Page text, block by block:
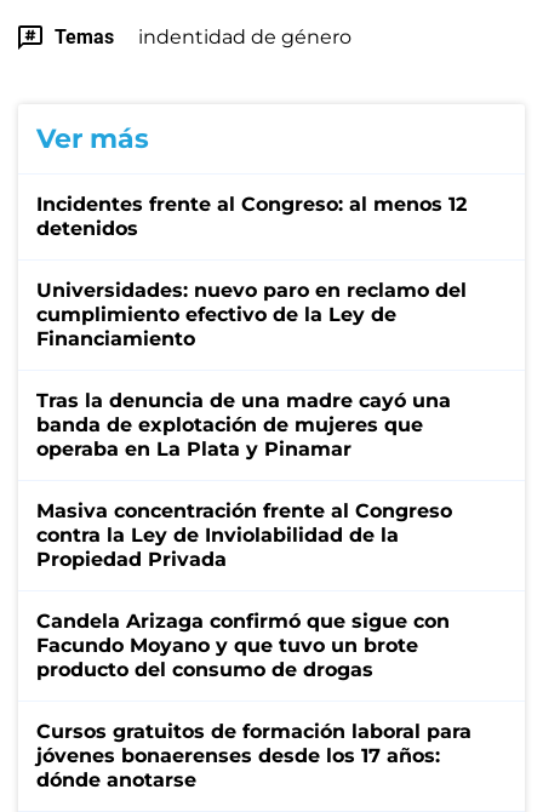
Temas indentidad de género
Ver más
Incidentes frente al Congreso: al menos 12
detenidos
Universidades: nuevo paro en reclamo del
cumplimiento efectivo de la Ley de
Financiamiento
Tras la denuncia de una madre cayó una
banda de explotación de mujeres que
operaba en La Plata y Pinamar
Masiva concentración frente al Congreso
contra la Ley de Inviolabilidad de la
Propiedad Privada
Candela Arizaga confirmó que sigue con
Facundo Moyano y que tuvo un brote
producto del consumo de drogas
Cursos gratuitos de formación laboral para
jóvenes bonaerenses desde los 17 años:
dónde anotarse